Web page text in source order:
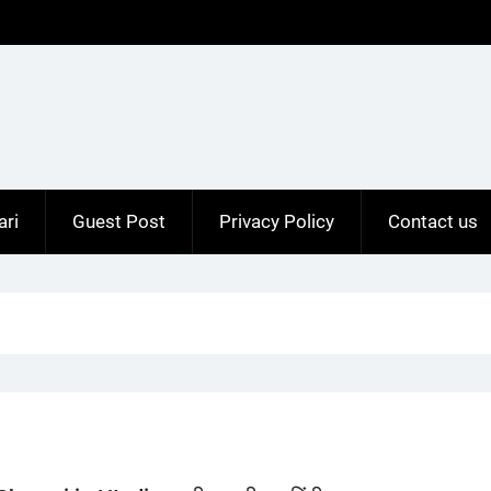
Guest Post Privacy Policy Contact us